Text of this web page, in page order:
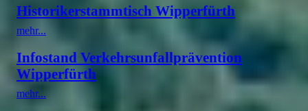
Historikerstammtisch Wipperfürth
mehr...
Infostand Verkehrsunfallprävention
Wipperfürth
mehr...